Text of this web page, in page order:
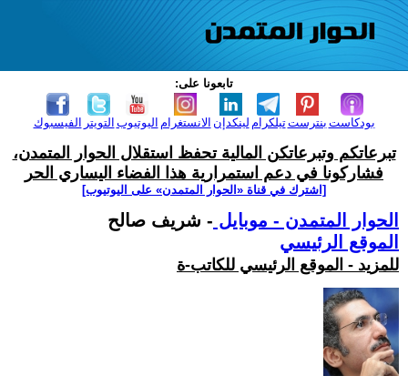
تابعونا على:
الفيسبوك التويتر اليوتيوب الانستغرام لينكدإن تيلكرامبنترست بودكاست
تبرعاتكم وتبرعاتكن المالية تحفظ استقلال الحوار المتمدن،
فشاركونا في دعم استمرارية هذا الفضاء اليساري الحر
[اشترك في قناة ‫«الحوار المتمدن» على اليوتيوب]
الحوار المتمدن - موبايل - شريف صالح
الموقع الرئيسي
للمزيد - الموقع الرئيسي للكاتب-ة